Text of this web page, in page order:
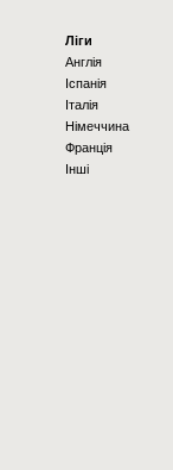
Ліги
Англія
Іспанія
Італія
Німеччина
Франція
Інші